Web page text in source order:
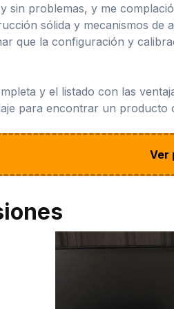
sin problemas, y me
sólida y mecanismos
que la configuración y
y el listado con las
para encontrar un producto
Ver